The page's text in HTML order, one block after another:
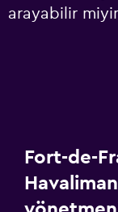
arayabilir
Fort-de-